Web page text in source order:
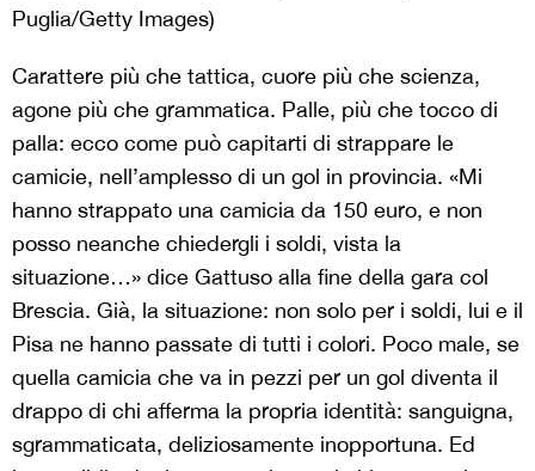
Puglia/Getty Images)
Carattere più che tattica, cuore più che scienza,
agone più che grammatica. Palle, più che tocco di
palla: ecco come può capitarti di strappare le
camicie, nell’amplesso di un gol in provincia. «Mi
hanno strappato una camicia da 150 euro, e non
posso neanche chiedergli i soldi, vista la
situazione…» dice Gattuso alla fine della gara col
Brescia. Già, la situazione: non solo per i soldi, lui e il
Pisa ne hanno passate di tutti i colori. Poco male, se
quella camicia che va in pezzi per un gol diventa il
drappo di chi afferma la propria identità: sanguigna,
sgrammaticata, deliziosamente inopportuna. Ed